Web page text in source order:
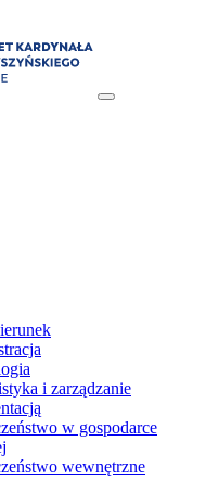
i zarządzanie
w gospodarce
wewnętrzne